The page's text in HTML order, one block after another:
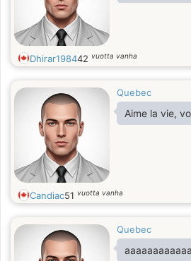
Dhirar198442 vuotta vanha
Quebec
Aime la vie,
Candiac51 vuotta vanha
Quebec